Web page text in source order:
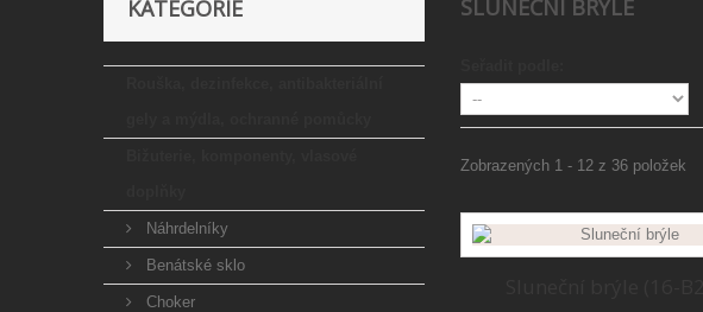
KATEGORIE
Náhrdelníky
Benátské sklo
Choker
SLUNEČNÍ BRÝLE
Zobrazených 1 - 12 z 36 položek